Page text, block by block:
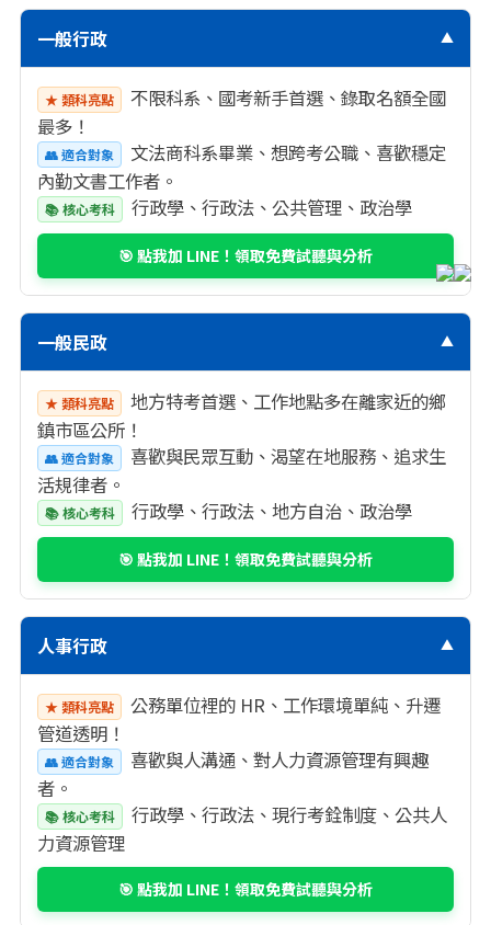
一般行政 ▼
★ 類科亮點
不限科系、國考新手首選、錄取名額全國
最多！
👥 適合對象
文法商科系畢業、想跨考公職、喜歡穩定
內勤文書工作者。
📚 核心考科 行政學、行政法、公共管理、政治學
🎯 點我加 LINE！領取免費試聽與分析
一般民政 ▼
★ 類科亮點
地方特考首選、工作地點多在離家近的鄉
鎮市區公所！
👥 適合對象
喜歡與民眾互動、渴望在地服務、追求生
活規律者。
📚 核心考科 行政學、行政法、地方自治、政治學
🎯 點我加 LINE！領取免費試聽與分析
人事行政 ▼
★ 類科亮點
公務單位裡的 HR、工作環境單純、升遷
管道透明！
👥 適合對象
喜歡與人溝通、對人力資源管理有興趣
者。
📚 核心考科
行政學、行政法、現行考銓制度、公共人
力資源管理
🎯 點我加 LINE！領取免費試聽與分析